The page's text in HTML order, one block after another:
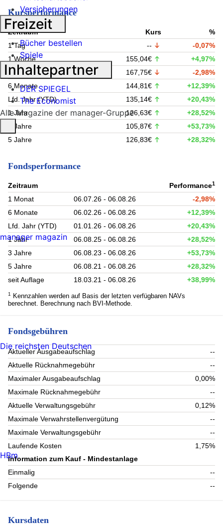
Kursperformance
Zeitraum Kurs
%
1 Tag
--
-0,07%
1 Woche
155,04€
+4,97%
1 Monat
167,75€
-2,98%
6 Monate
144,81€
+12,39%
Lfd. Jahr (YTD)
135,14€
+20,43%
1 Jahr
126,63€
+28,52%
3 Jahre
105,87€
+53,73%
5 Jahre
126,83€ +28,32%
Fondsperformance
Zeitraum Performance1
1 Monat 06.07.26 - 06.08.26
-2,98%
6 Monate
06.02.26 - 06.08.26
+12,39%
Lfd. Jahr (YTD)
01.01.26 - 06.08.26
+20,43%
1 Jahr
06.08.25 - 06.08.26
+28,52%
3 Jahre
06.08.23 - 06.08.26
+53,73%
5 Jahre
06.08.21 - 06.08.26
+28,32%
seit Auflage
18.03.21 - 06.08.26 +38,99%
1
Kennzahlen werden auf Basis der letzten verfügbaren NAVs
berechnet. Berechnung nach BVI-Methode.
Fondsgebühren
Aktueller Ausgabeaufschlag
--
Aktuelle Rücknahmegebühr
--
Maximaler Ausgabeaufschlag
0,00%
Maximale Rücknahmegebühr
--
Aktuelle Verwaltungsgebühr
0,12%
Maximale Verwahrstellenvergütung
--
Maximale Verwaltungsgebühr
--
Laufende Kosten
1,75%
Information zum Kauf - Mindestanlage
Einmalig
--
Folgende
--
Kursdaten
Versicherungen
Freizeit
Bücher bestellen
Spiele
Inhaltepartner
DER SPIEGEL
The Economist
Alle Magazine der manager-Gruppe
manager magazin
Die reichsten Deutschen
HBm